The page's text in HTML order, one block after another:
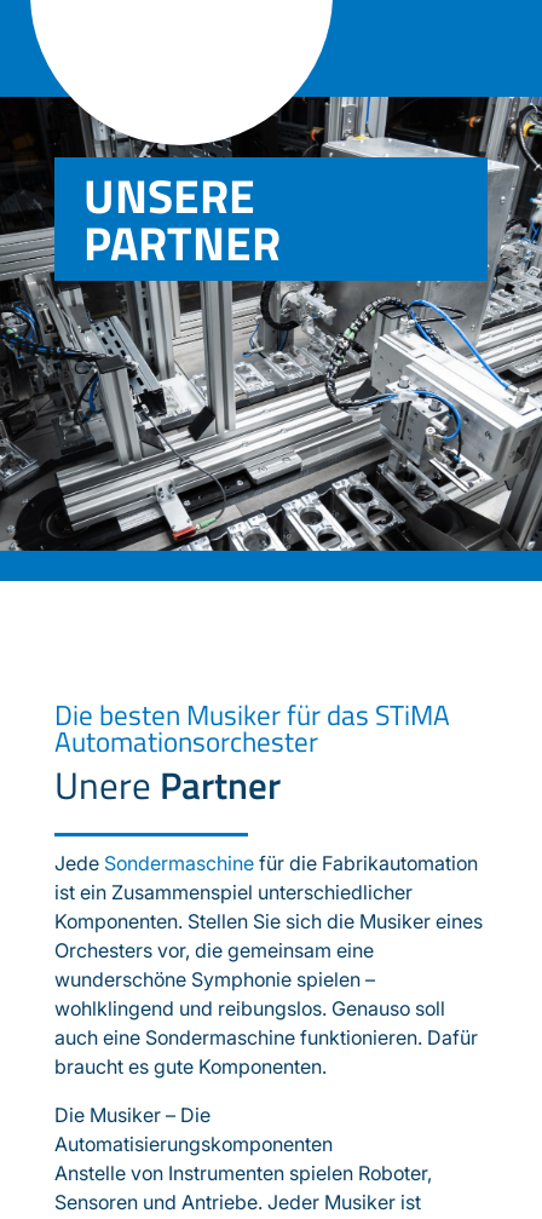
UNSERE
PARTNER
Die besten Musiker für das STiMA
Automationsorchester
Unere Partner
Jede Sondermaschinefür die Fabrikautomation
ist ein Zusammenspiel unterschiedlicher
Komponenten. Stellen Sie sich die Musiker eines
Orchesters vor, die gemeinsam eine
wunderschöne Symphonie spielen –
wohlklingend und reibungslos. Genauso soll
auch eine Sondermaschine funktionieren. Dafür
braucht es gute Komponenten.
Die Musiker – Die
Automatisierungskomponenten
Anstelle von Instrumenten spielen Roboter,
Sensoren und Antriebe. Jeder Musiker ist